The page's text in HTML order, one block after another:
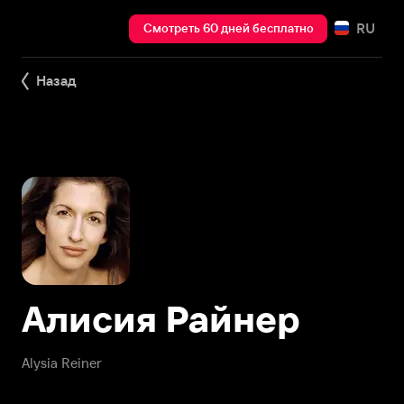
Смотреть 60 дней бесплатно RU
Назад
Alysia Reiner
Алисия Райнер